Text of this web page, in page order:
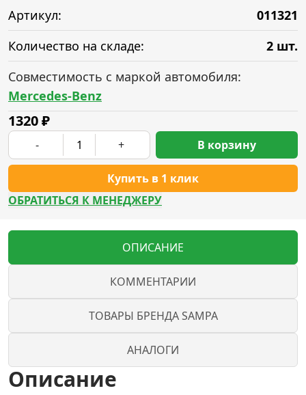
Артикул:
011321
Количество на складе:
2 шт.
Совместимость с маркой автомобиля:
Mercedes-Benz
1320₽
- +
Купить в 1 клик
В корзину
ОБРАТИТЬСЯ К МЕНЕДЖЕРУ
ОПИСАНИЕ
КОММЕНТАРИИ
ТОВАРЫ БРЕНДА SAMPA
АНАЛОГИ
Описание